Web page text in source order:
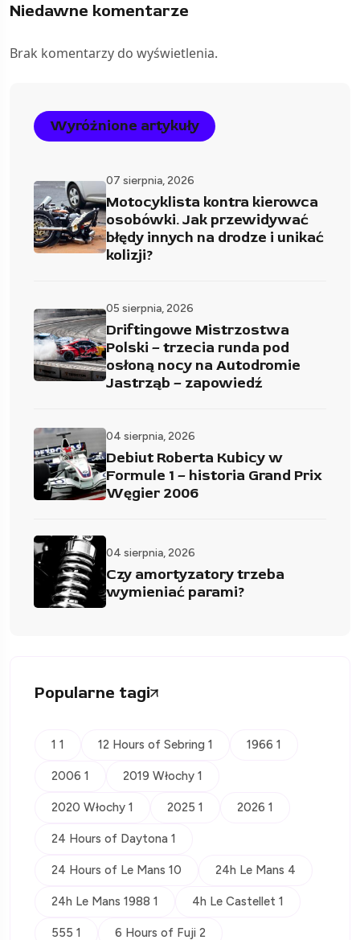
Niedawne komentarze
Brak komentarzy do wyświetlenia.
Wyróżnione artykuły
07 sierpnia, 2026
Motocyklista kontra kierowca
osobówki. Jak przewidywać
błędy innych na drodze i unikać
kolizji?
05 sierpnia, 2026
Driftingowe Mistrzostwa
Polski – trzecia runda pod
osłoną nocy na Autodromie
Jastrząb – zapowiedź
04 sierpnia, 2026
Debiut Roberta Kubicy w
Formule 1 – historia Grand Prix
Węgier 2006
04 sierpnia, 2026
Czy amortyzatory trzeba
wymieniać parami?
Popularne tagi
1 1 12 Hours of Sebring 1 1966 1
2006 1 2019 Włochy 1
2020 Włochy 1 2025 1 2026 1
24 Hours of Daytona 1
24 Hours of Le Mans 10 24h Le Mans 4
24h Le Mans 1988 1 4h Le Castellet 1
555 1 6 Hours of Fuji 2